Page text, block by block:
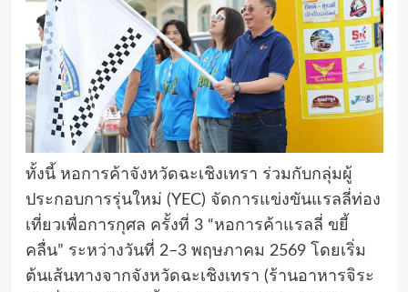
ทั้งนี้ หอการค้าจังหวัดฉะเชิงเทรา ร่วมกับกลุ่มผู้
ประกอบการรุ่นใหม่ (YEC) จัดการแข่งขันแรลลี่ท่อง
เที่ยวเพื่อการกุศล ครั้งที่ 3 “หอการค้าแรลลี่ ขยี้
คลื่น” ระหว่างวันที่ 2–3 พฤษภาคม 2569 โดยเริ่ม
ต้นเส้นทางจากจังหวัดฉะเชิงเทรา (ร้านอาหารจิระ